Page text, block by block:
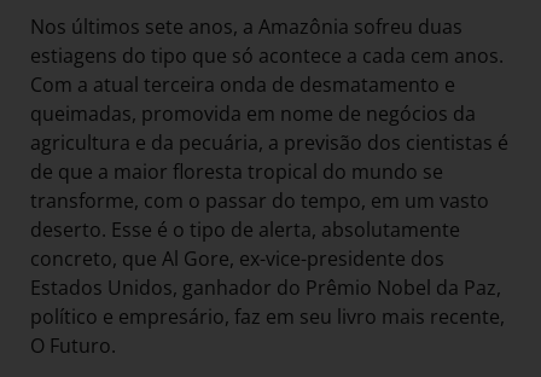
Nos últimos sete anos, a Amazônia sofreu duas
estiagens do tipo que só acontece a cada cem anos.
Com a atual terceira onda de desmatamento e
queimadas, promovida em nome de negócios da
agricultura e da pecuária, a previsão dos cientistas é
de que a maior floresta tropical do mundo se
transforme, com o passar do tempo, em um vasto
deserto. Esse é o tipo de alerta, absolutamente
concreto, que Al Gore, ex-vice-presidente dos
Estados Unidos, ganhador do Prêmio Nobel da Paz,
político e empresário, faz em seu livro mais recente,
O Futuro.